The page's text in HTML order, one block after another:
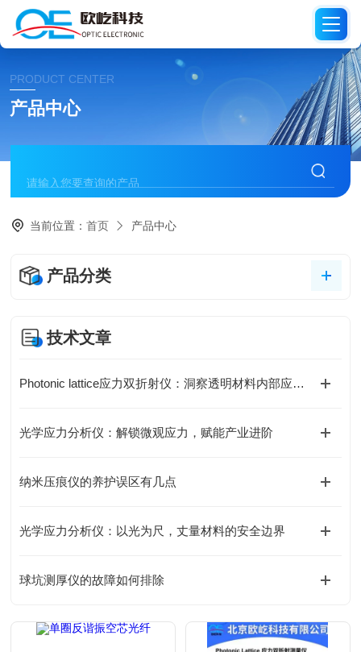
PRODUCT CENTER
产品中心
当前位置：首页 产品中心
产品分类
技术文章
Photonic lattice应力双折射仪：洞察透明材料内部应力的光学之眼
光学应力分析仪：解锁微观应力，赋能产业进阶
纳米压痕仪的养护误区有几点
光学应力分析仪：以光为尺，丈量材料的安全边界
球坑测厚仪的故障如何排除